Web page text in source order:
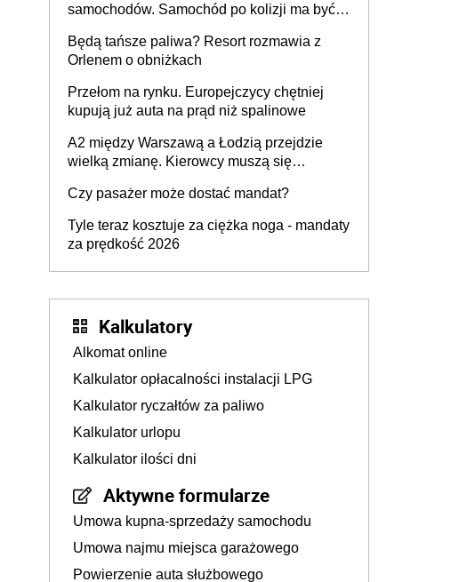
samochodów. Samochód po kolizji ma być
technologią producenta
Będą tańsze paliwa? Resort rozmawia z
Orlenem o obniżkach
Przełom na rynku. Europejczycy chętniej
kupują już auta na prąd niż spalinowe
A2 między Warszawą a Łodzią przejdzie
wielką zmianę. Kierowcy muszą się
Czy pasażer może dostać mandat?
Tyle teraz kosztuje za ciężka noga - mandaty
za prędkość 2026
Kalkulatory
Alkomat online
Kalkulator opłacalności instalacji LPG
Kalkulator ryczałtów za paliwo
Kalkulator urlopu
Kalkulator ilości dni
Aktywne formularze
Umowa kupna-sprzedaży samochodu
Umowa najmu miejsca garażowego
Powierzenie auta służbowego